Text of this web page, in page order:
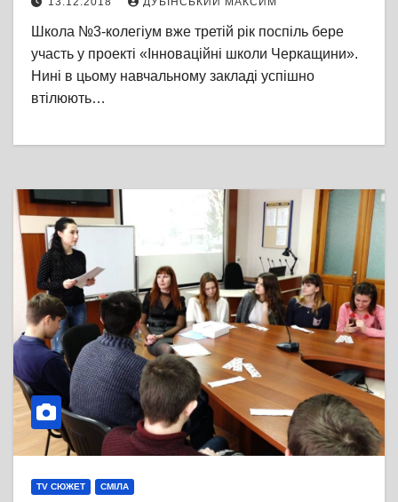
Школа №3-колегіум вже третій рік поспіль бере
участь у проекті «Інноваційні школи Черкащини».
Нині в цьому навчальному закладі успішно
втілюють…
TV СЮЖЕТ СМІЛА